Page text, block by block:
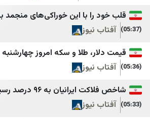
النشرة
التيار الوطني الحر
المنار
الإعلام الحربي حزب الله
با این خوراکی‌های منجمد به خطر نیندازید
نیوز
طلا و سکه امروز چهارشنبه ۱۴۰۵/۰۵/۱۴
نیوز
به ۹۶ درصد رسید
نیوز